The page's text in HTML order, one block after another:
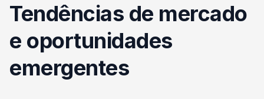
Tendências de mercado
e oportunidades
emergentes